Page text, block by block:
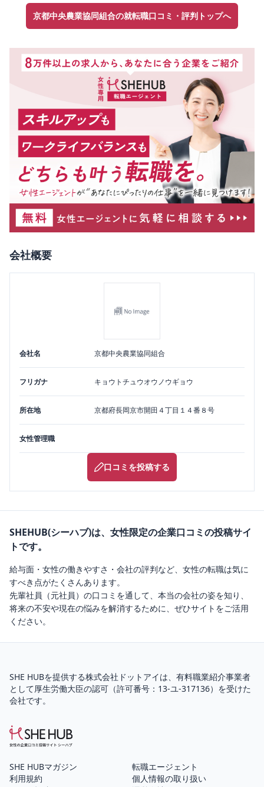
京都中央農業協同組合の就転職口コミ・評判トップへ
会社概要
会社名 京都中央農業協同組合
フリガナ キョウトチュウオウノウギョウ
所在地 京都府長岡京市開田４丁目１４番８号
女性管理職
口コミを投稿する
SHEHUB(シーハブ)は、女性限定の企業口コミの投稿サイ
トです。
給与面・女性の働きやすさ・会社の評判など、女性の転職は気に
すべき点がたくさんあります。
先輩社員（元社員）の口コミを通して、本当の会社の姿を知り、
将来の不安や現在の悩みを解消するために、ぜひサイトをご活用
ください。
SHE HUBを提供する株式会社ドットアイは、 有料職業紹介事業者
として厚生労働大臣の認可（許可番号：13-ユ-317136）を受けた
会社です。
SHE HUBマガジン
転職エージェント
利用規約
個人情報の取り扱い